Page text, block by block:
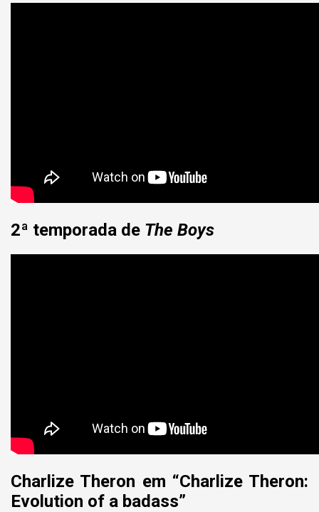
2ª temporada de The Boys
Charlize Theron em “Charlize Theron:
Evolution of a badass”